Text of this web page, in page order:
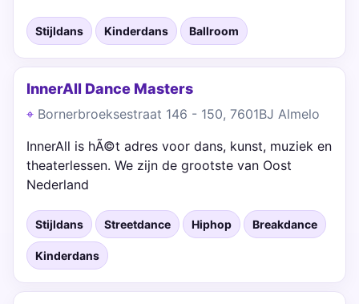
Stijldans Kinderdans Ballroom
InnerAll Dance Masters
Bornerbroeksestraat 146 - 150, 7601BJ Almelo
InnerAll is hÃ©t adres voor dans, kunst, muziek en
theaterlessen. We zijn de grootste van Oost
Nederland
Stijldans Streetdance Hiphop Breakdance
Kinderdans